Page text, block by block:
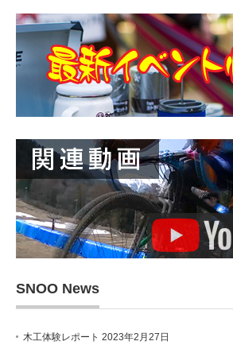
SNOO News
木工体験レポート 2023年2月27日